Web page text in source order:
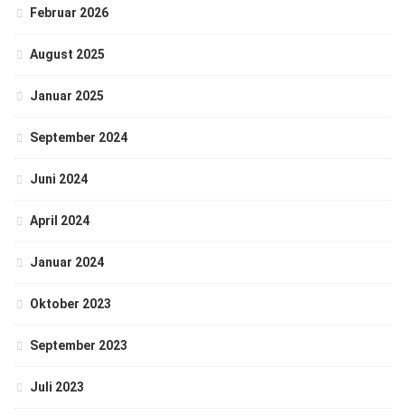
Februar 2026
August 2025
Januar 2025
September 2024
Juni 2024
April 2024
Januar 2024
Oktober 2023
September 2023
Juli 2023